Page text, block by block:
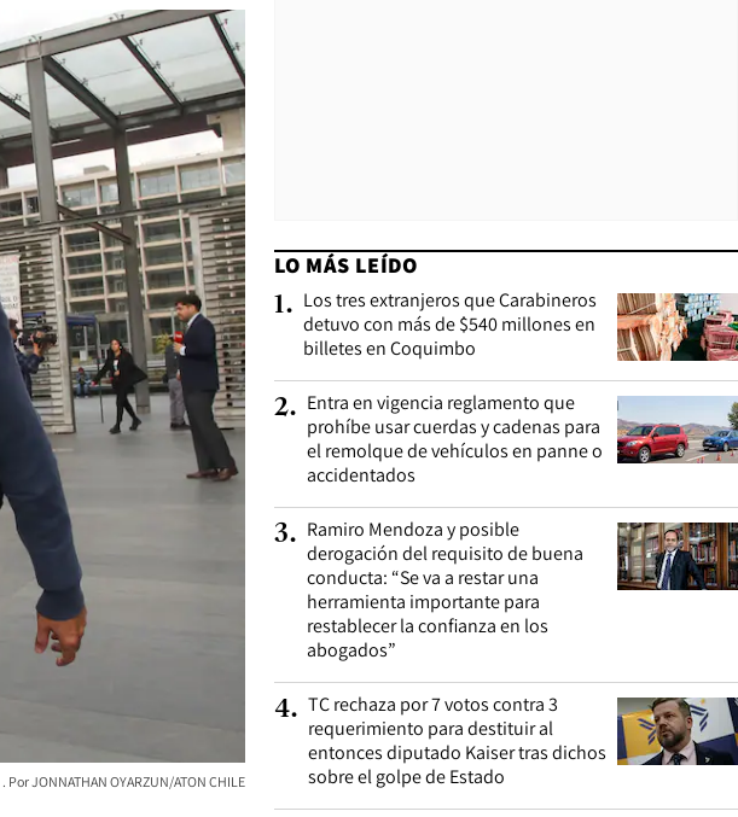
JONNATHAN OYARZUN/ATON CHILE
LO MÁS LEÍDO
1. Los tres extranjeros que Carabineros
detuvo con más de $540 millones en
billetes en Coquimbo
2. Entra en vigencia reglamento que
prohíbe usar cuerdas y cadenas para
el remolque de vehículos en panne o
accidentados
3. Ramiro Mendoza y posible
derogación del requisito de buena
conducta: “Se va a restar una
herramienta importante para
restablecer la confianza en los
abogados”
4. TC rechaza por 7 votos contra 3
requerimiento para destituir al
entonces diputado Kaiser tras dichos
sobre el golpe de Estado